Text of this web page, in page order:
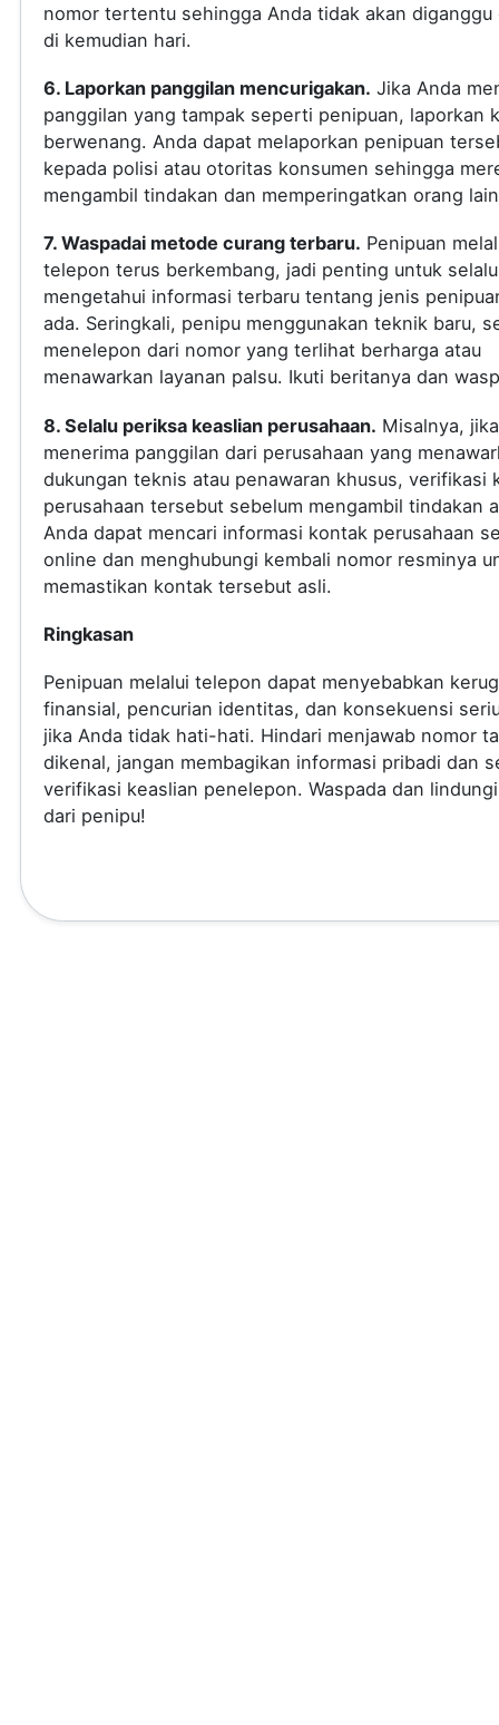
nomor tertentu sehingga Anda tidak akan diganggu
di kemudian hari.
6. Laporkan panggilan mencurigakan. Jika Anda
panggilan yang tampak seperti penipuan, laporkan
berwenang. Anda dapat melaporkan penipuan
kepada polisi atau otoritas konsumen sehingga
mengambil tindakan dan memperingatkan orang
7. Waspadai metode curang terbaru. Penipuan
telepon terus berkembang, jadi penting untuk selalu
mengetahui informasi terbaru tentang jenis
ada. Seringkali, penipu menggunakan teknik baru,
menelepon dari nomor yang terlihat berharga atau
menawarkan layanan palsu. Ikuti beritanya dan
8. Selalu periksa keaslian perusahaan. Misalnya,
menerima panggilan dari perusahaan yang
dukungan teknis atau penawaran khusus, verifikasi
perusahaan tersebut sebelum mengambil tindakan
Anda dapat mencari informasi kontak perusahaan
online dan menghubungi kembali nomor resminya
memastikan kontak tersebut asli.
Ringkasan
Penipuan melalui telepon dapat menyebabkan
finansial, pencurian identitas, dan konsekuensi
jika Anda tidak hati-hati. Hindari menjawab nomor
dikenal, jangan membagikan informasi pribadi dan
verifikasi keaslian penelepon. Waspada dan
dari penipu!